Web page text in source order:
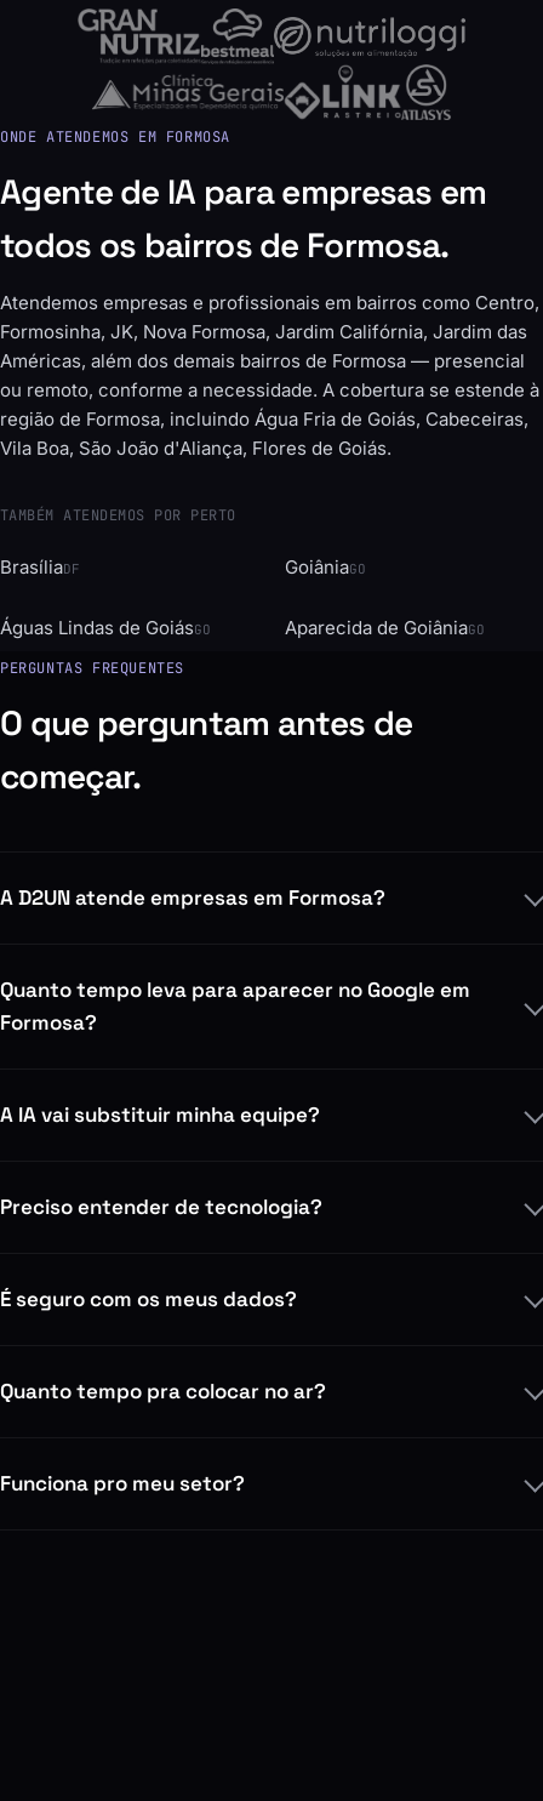
ONDE ATENDEMOS EM FORMOSA
Agente de IA para empresas em
todos os bairros de Formosa.
Atendemos empresas e profissionais em bairros como Centro,
Formosinha, JK, Nova Formosa, Jardim Califórnia, Jardim das
Américas, além dos demais bairros de Formosa — presencial
ou remoto, conforme a necessidade. A cobertura se estende à
região de Formosa, incluindo Água Fria de Goiás, Cabeceiras,
Vila Boa, São João d'Aliança, Flores de Goiás.
TAMBÉM ATENDEMOS POR PERTO
BrasíliaDF GoiâniaGO
Águas Lindas de GoiásGO Aparecida de GoiâniaGO
PERGUNTAS FREQUENTES
O que perguntam antes de
começar.
A D2UN atende empresas em Formosa?
Quanto tempo leva para aparecer no Google em
Formosa?
A IA vai substituir minha equipe?
Preciso entender de tecnologia?
É seguro com os meus dados?
Quanto tempo pra colocar no ar?
Funciona pro meu setor?